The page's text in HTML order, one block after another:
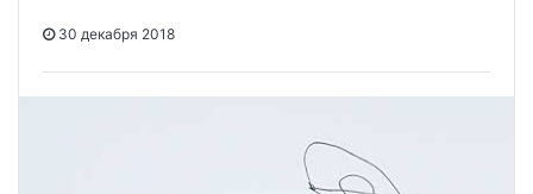
30 декабря 2018